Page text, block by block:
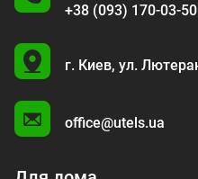
+38 (093) 170-03-50
U
г. Киев, ул.
office@utels.ua